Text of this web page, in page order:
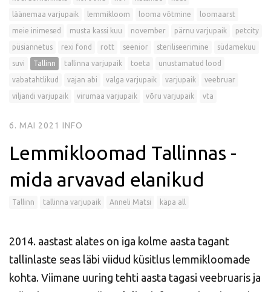
läänemaa varjupaik lemmikloom looma võtmine loomaarst
meie inimesed musta kassi kuu november pärnu varjupaik petcity
püsiannetus rexi fond rott seenior steriliseerimine südamekuu
suvi Tallinn tallinna varjupaik toeta unustamatud lood
vabatahtlikud vajan abi valga varjupaik varjupaik veebruar
viljandi varjupaik virumaa varjupaik võru varjupaik vta
6. MAI 2021 INFO
Lemmikloomad Tallinnas -
mida arvavad elanikud
Tallinn tallinna varjupaik Anneli Matsi käpa all
2014. aastast alates on iga kolme aasta tagant
tallinlaste seas läbi viidud küsitlus lemmikloomade
kohta. Viimane uuring tehti aasta tagasi veebruaris ja